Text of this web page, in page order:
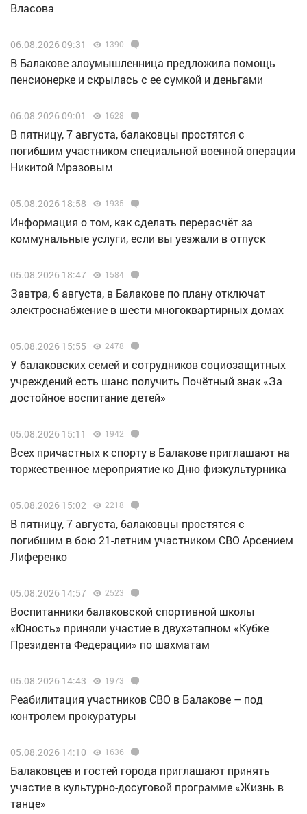
Власова
06.08.2026 09:31 1390
В Балакове злоумышленница предложила помощь
пенсионерке и скрылась с ее сумкой и деньгами
06.08.2026 09:01 1628
В пятницу, 7 августа, балаковцы простятся с
погибшим участником специальной военной операции
Никитой Мразовым
05.08.2026 18:58 1935
Информация о том, как сделать перерасчёт за
коммунальные услуги, если вы уезжали в отпуск
05.08.2026 18:47 1584
Завтра, 6 августа, в Балакове по плану отключат
электроснабжение в шести многоквартирных домах
05.08.2026 15:55 2478
У балаковских семей и сотрудников социозащитных
учреждений есть шанс получить Почётный знак «За
достойное воспитание детей»
05.08.2026 15:11 1942
Всех причастных к спорту в Балакове приглашают на
торжественное мероприятие ко Дню физкультурника
05.08.2026 15:02 2218
В пятницу, 7 августа, балаковцы простятся с
погибшим в бою 21-летним участником СВО Арсением
Лиференко
05.08.2026 14:57 2523
Воспитанники балаковской спортивной школы
«Юность» приняли участие в двухэтапном «Кубке
Президента Федерации» по шахматам
05.08.2026 14:43 1973
Реабилитация участников СВО в Балакове – под
контролем прокуратуры
05.08.2026 14:10 1636
Балаковцев и гостей города приглашают принять
участие в культурно-досуговой программе «Жизнь в
танце»